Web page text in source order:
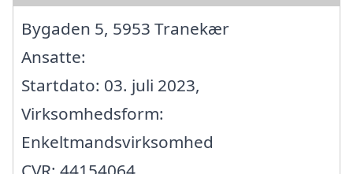
Bygaden 5, 5953 Tranekær
Ansatte:
Startdato: 03. juli 2023,
Virksomhedsform:
Enkeltmandsvirksomhed